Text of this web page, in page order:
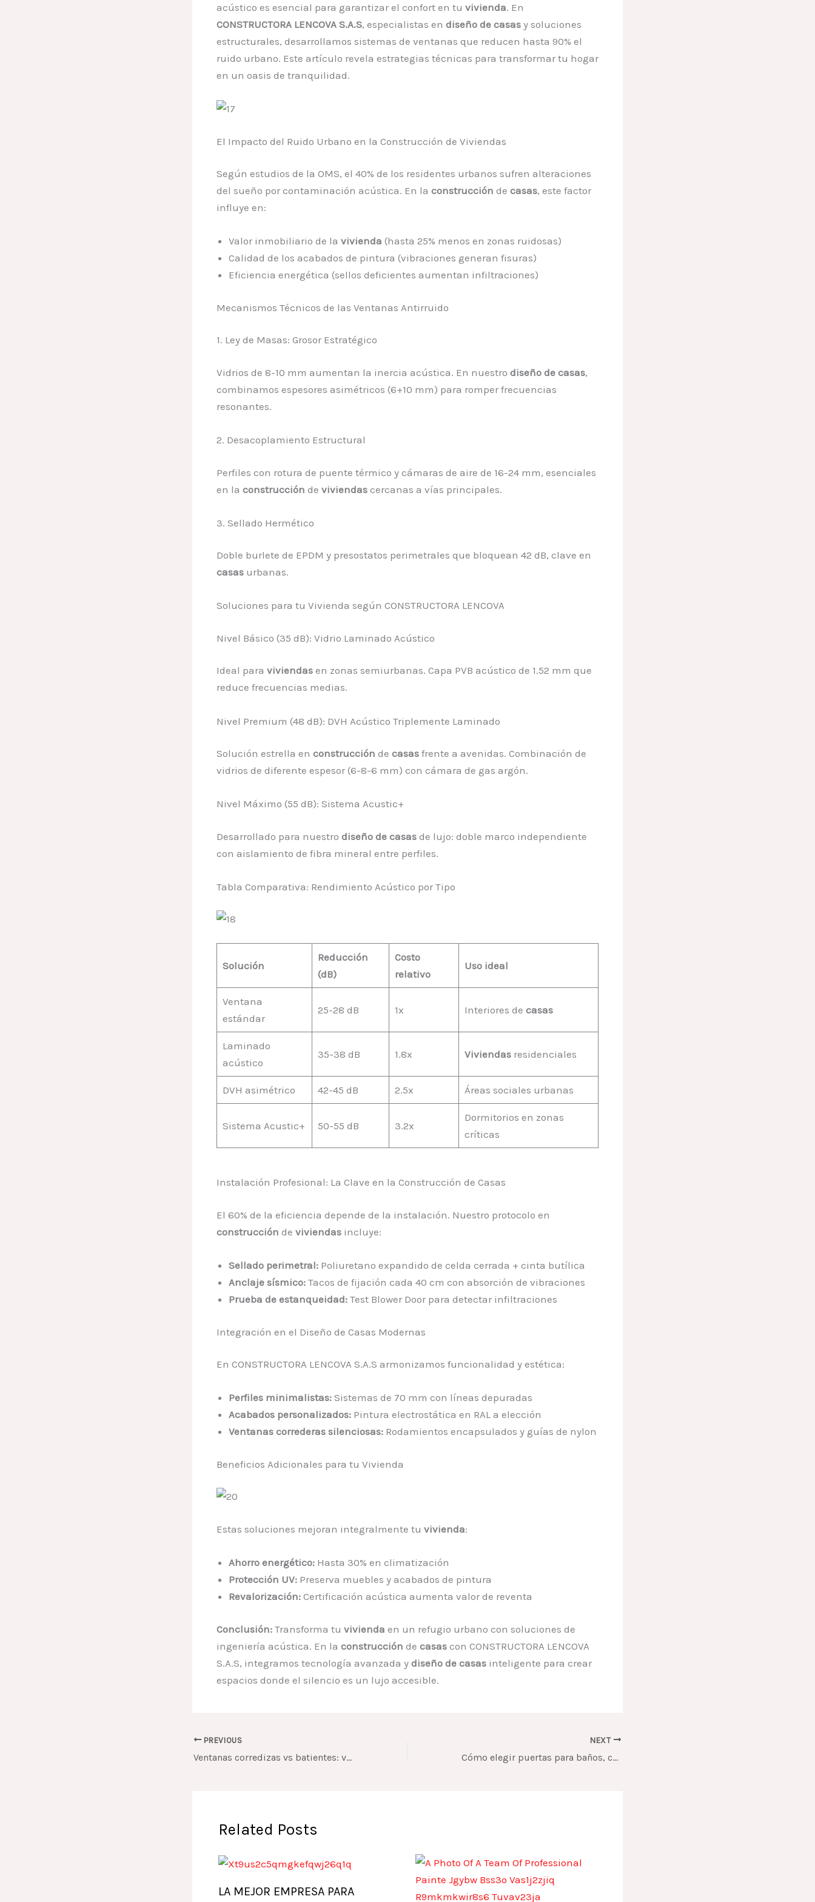
acústico es esencial para garantizar el confort en tu vivienda. En
CONSTRUCTORA LENCOVA S.A.S, especialistas en diseño de casas y soluciones
estructurales, desarrollamos sistemas de ventanas que reducen hasta 90% el
ruido urbano. Este artículo revela estrategias técnicas para transformar tu hogar
en un oasis de tranquilidad.
El Impacto del Ruido Urbano en la Construcción de Viviendas
Según estudios de la OMS, el 40% de los residentes urbanos sufren alteraciones
del sueño por contaminación acústica. En la construcción de casas, este factor
influye en:
Valor inmobiliario de la vivienda (hasta 25% menos en zonas ruidosas)
Calidad de los acabados de pintura (vibraciones generan fisuras)
Eficiencia energética (sellos deficientes aumentan infiltraciones)
Mecanismos Técnicos de las Ventanas Antirruido
1. Ley de Masas: Grosor Estratégico
Vidrios de 8-10 mm aumentan la inercia acústica. En nuestro diseño de casas,
combinamos espesores asimétricos (6+10 mm) para romper frecuencias
resonantes.
2. Desacoplamiento Estructural
Perfiles con rotura de puente térmico y cámaras de aire de 16-24 mm, esenciales
en la construcción de viviendas cercanas a vías principales.
3. Sellado Hermético
Doble burlete de EPDM y presostatos perimetrales que bloquean 42 dB, clave en
casas urbanas.
Soluciones para tu Vivienda según CONSTRUCTORA LENCOVA
Nivel Básico (35 dB): Vidrio Laminado Acústico
Ideal para viviendas en zonas semiurbanas. Capa PVB acústico de 1.52 mm que
reduce frecuencias medias.
Nivel Premium (48 dB): DVH Acústico Triplemente Laminado
Solución estrella en construcción de casas frente a avenidas. Combinación de
vidrios de diferente espesor (6-8-6 mm) con cámara de gas argón.
Nivel Máximo (55 dB): Sistema Acustic+
Desarrollado para nuestro diseño de casas de lujo: doble marco independiente
con aislamiento de fibra mineral entre perfiles.
Tabla Comparativa: Rendimiento Acústico por Tipo
Solución
Reducción
(dB)
Costo
relativo
Uso ideal
Ventana
estándar
25-28 dB 1x Interiores de casas
Laminado
acústico
35-38 dB 1.8x Viviendasresidenciales
DVH asimétrico 42-45 dB 2.5x Áreas sociales urbanas
Sistema Acustic+ 50-55 dB 3.2x
Dormitorios en zonas
críticas
Instalación Profesional: La Clave en la Construcción de Casas
El 60% de la eficiencia depende de la instalación. Nuestro protocolo en
construcción de viviendas incluye:
Sellado perimetral: Poliuretano expandido de celda cerrada + cinta butílica
Anclaje sísmico: Tacos de fijación cada 40 cm con absorción de vibraciones
Prueba de estanqueidad: Test Blower Door para detectar infiltraciones
Integración en el Diseño de Casas Modernas
En CONSTRUCTORA LENCOVA S.A.S armonizamos funcionalidad y estética:
Perfiles minimalistas: Sistemas de 70 mm con líneas depuradas
Acabados personalizados: Pintura electrostática en RAL a elección
Ventanas correderas silenciosas: Rodamientos encapsulados y guías de nylon
Beneficios Adicionales para tu Vivienda
Estas soluciones mejoran integralmente tu vivienda:
Ahorro energético: Hasta 30% en climatización
Protección UV: Preserva muebles y acabados de pintura
Revalorización: Certificación acústica aumenta valor de reventa
Conclusión: Transforma tu vivienda en un refugio urbano con soluciones de
ingeniería acústica. En la construcción de casas con CONSTRUCTORA LENCOVA
S.A.S, integramos tecnología avanzada y diseño de casas inteligente para crear
espacios donde el silencio es un lujo accesible.
PREVIOUS
Ventanas corredizas vs batientes: ventajas, usos y recomendaciones
NEXT
Cómo elegir puertas para baños, cocinas y habitaciones según su uso
Related Posts
LA MEJOR EMPRESA PARA